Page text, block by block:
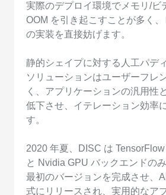
実際のデプロイ環境でメモリ/ビ
OOM を引き起こすことが多く
の実装を直接妨げます。
静的シェイプに対する人工パデ
ソリューションはユーザーフレ
く、アプリケーションの汎用性
低下させ、イテレーション効率
す。
2020 年夏、DISC は
と Nvidia GPU バックエンドの
最初のバージョンを完成させ、
式にリリースされ、実用的なア